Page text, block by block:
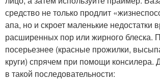
средство не только продлит
апа, но и скроет маленькие недостатки
расширенных пор или жирного блеска.
посерьезнее (красные прожилки,
круги) спрячем при помощи консилера.
в такой последовательности: